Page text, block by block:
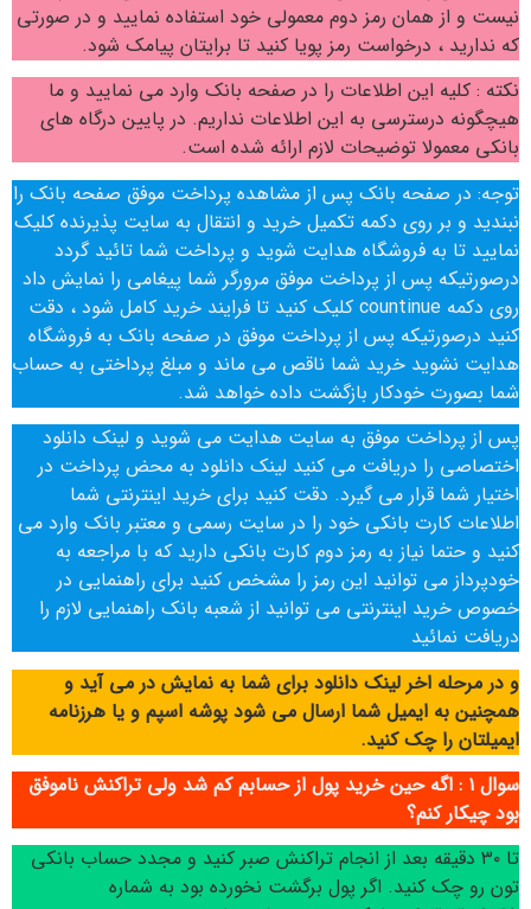
نیست و از همان رمز دوم معمولی خود استفاده نمایید و در صورتی
که ندارید ، درخواست رمز پویا کنید تا برایتان پیامک شود.
نکته : کلیه این اطلاعات را در صفحه بانک وارد می نمایید و ما
هیچگونه درسترسی به این اطلاعات نداریم. در پایین درگاه های
بانکی معمولا توضیحات لازم ارائه شده است.
توجه: در صفحه بانک پس از مشاهده پرداخت موفق صفحه بانک را
نبندید و بر روی دکمه تکمیل خرید و انتقال به سایت پذیرنده کلیک
نمایید تا به فروشگاه هدایت شوید و پرداخت شما تائید گردد
درصورتیکه پس از پرداخت موفق مرورگر شما پیغامی را نمایش داد
روی دکمه countinue کلیک کنید تا فرایند خرید کامل شود ، دقت
کنید درصورتیکه پس از پرداخت موفق در صفحه بانک به فروشگاه
هدایت نشوید خرید شما ناقص می ماند و مبلغ پرداختی به حساب
شما بصورت خودکار بازگشت داده خواهد شد.
پس از پرداخت موفق به سایت هدایت می شوید و لینک دانلود
اختصاصی را دریافت می کنید لینک دانلود به محض پرداخت در
اختیار شما قرار می گیرد. دقت کنید برای خرید اینترنتی شما
اطلاعات کارت بانکی خود را در سایت رسمی و معتبر بانک وارد می
کنید و حتما نیاز به رمز دوم کارت بانکی دارید که با مراجعه به
خودپرداز می توانید این رمز را مشخص کنید برای راهنمایی در
خصوص خرید اینترنتی می توانید از شعبه بانک راهنمایی لازم را
دریافت نمائید
و در مرحله اخر لینک دانلود برای شما به نمایش در می آید و
همچنین به ایمیل شما ارسال می شود پوشه اسپم و یا هرزنامه
ایمیلتان را چک کنید.
سوال ۱ : اگه حین خرید پول از حسابم کم شد ولی تراکنش ناموفق
بود چیکار کنم؟
تا ۳۰ دقیقه بعد از انجام تراکنش صبر کنید و مجدد حساب بانکی
تون رو چک کنید. اگر پول برگشت نخورده بود به شماره